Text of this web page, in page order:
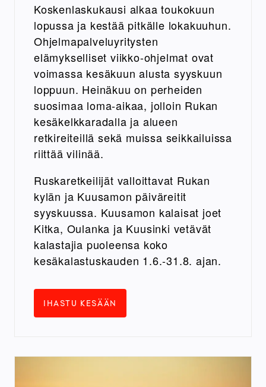
Koskenlaskukausi alkaa toukokuun
lopussa ja kestää pitkälle lokakuuhun.
Ohjelmapalveluyritysten
elämykselliset viikko-ohjelmat ovat
voimassa kesäkuun alusta syyskuun
loppuun. Heinäkuu on perheiden
suosimaa loma-aikaa, jolloin Rukan
kesäkelkkaradalla ja alueen
retkireiteillä sekä muissa seikkailuissa
riittää vilinää.
Ruskaretkeilijät valloittavat Rukan
kylän ja Kuusamon päiväreitit
syyskuussa. Kuusamon kalaisat joet
Kitka, Oulanka ja Kuusinki vetävät
kalastajia puoleensa koko
kesäkalastuskauden 1.6.-31.8. ajan.
IHASTU KESÄÄN